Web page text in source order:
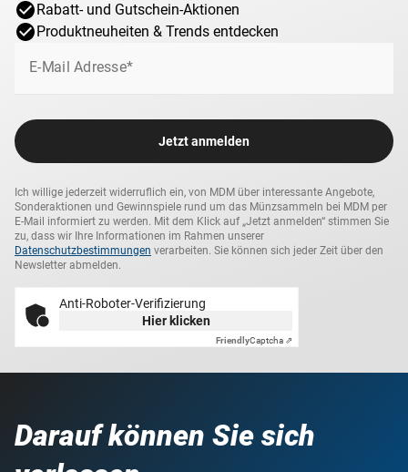
Rabatt- und Gutschein-Aktionen
Produktneuheiten & Trends entdecken
E-Mail Adresse*
Jetzt anmelden
Ich willige jederzeit widerruflich ein, von MDM über interessante Angebote,
Sonderaktionen und Gewinnspiele rund um das Münzsammeln bei MDM per
E-Mail informiert zu werden. Mit dem Klick auf „Jetzt anmelden“ stimmen Sie
zu, dass wir Ihre Informationen im Rahmen unserer
Datenschutzbestimmungen verarbeiten. Sie können sich jeder Zeit über den
Newsletter abmelden.
Anti-Roboter-Verifizierung
Hier klicken
FriendlyCaptcha ⇗
Darauf können Sie sich